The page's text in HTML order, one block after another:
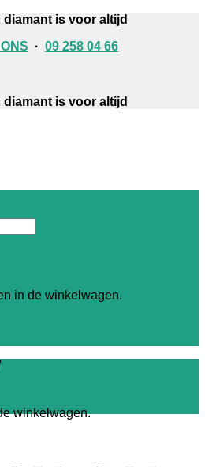
diamant is voor altijd
· 09 258 04 66
diamant is voor altijd
in de winkelwagen.
winkelwagen.